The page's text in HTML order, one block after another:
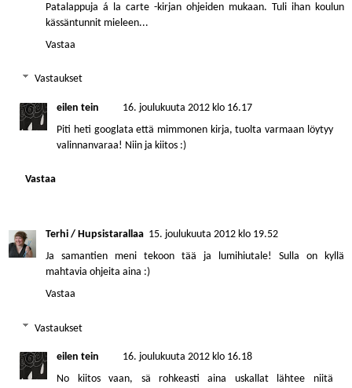
Patalappuja á la carte -kirjan ohjeiden mukaan. Tuli ihan koulun
kässäntunnit mieleen...
Vastaa
Vastaukset
eilen tein
16. joulukuuta 2012 klo 16.17
Piti heti googlata että mimmonen kirja, tuolta varmaan löytyy
valinnanvaraa! Niin ja kiitos :)
Vastaa
Terhi / Hupsistarallaa 15. joulukuuta 2012 klo 19.52
Ja samantien meni tekoon tää ja lumihiutale! Sulla on kyllä
mahtavia ohjeita aina :)
Vastaa
Vastaukset
eilen tein
16. joulukuuta 2012 klo 16.18
No kiitos vaan, sä rohkeasti aina uskallat lähtee niitä